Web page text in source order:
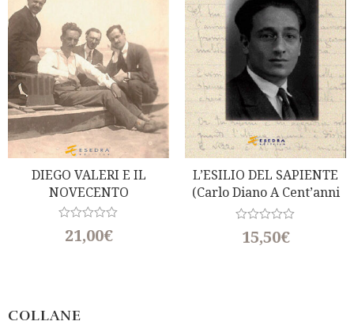
5
DIEGO VALERI E IL
NOVECENTO
21,00€
R
t
L’ESILIO DEL SAPIENTE
(Carlo Diano A Cent’anni
Dalla Nascita)
15,50€
COLLANE